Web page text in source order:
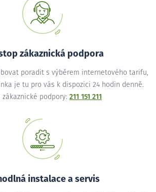
zákaznická podpora
poradit s výběrem internetového tarifu,
je tu pro vás k dispozici 24 hodin denně.
zákaznické podpory: 211 151 211
instalace a servis